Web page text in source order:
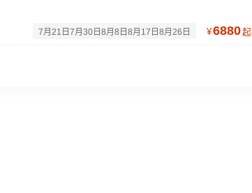
7月21日7月30日8月8日8月17日8月26日 ¥6880起